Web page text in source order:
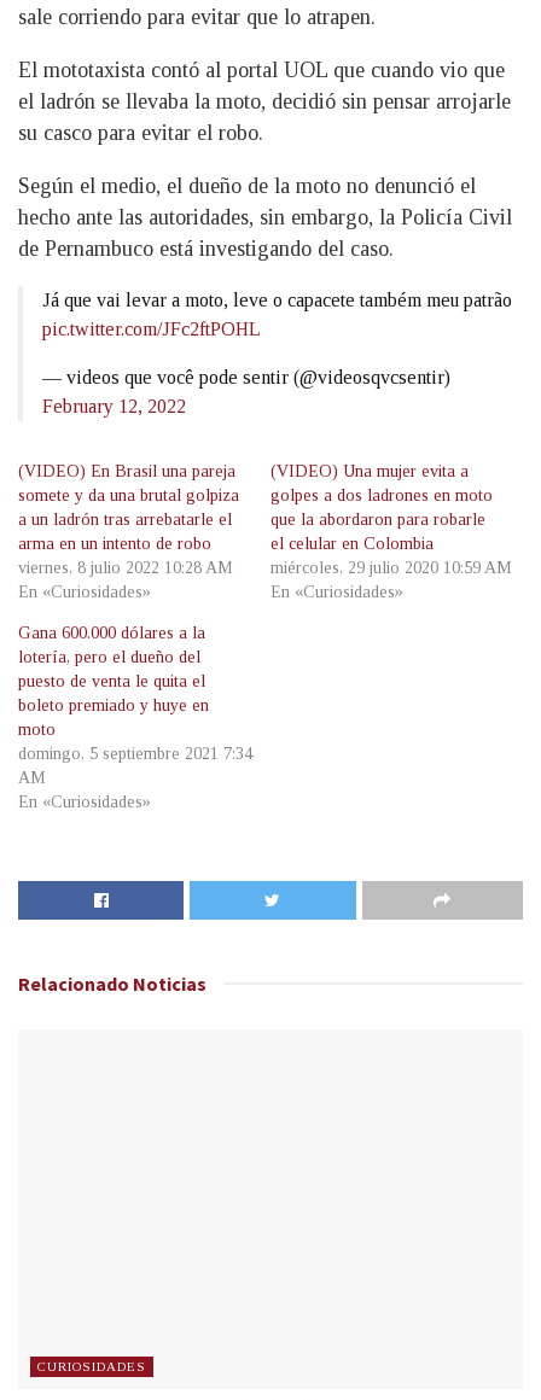
sale corriendo para evitar que lo atrapen.
El mototaxista contó al portal UOL que cuando vio que
el ladrón se llevaba la moto, decidió sin pensar arrojarle
su casco para evitar el robo.
Según el medio, el dueño de la moto no denunció el
hecho ante las autoridades, sin embargo, la Policía Civil
de Pernambuco está investigando del caso.
Já que vai levar a moto, leve o capacete também meu patrão
pic.twitter.com/JFc2ftPOHL
— videos que você pode sentir (@videosqvcsentir)
February 12, 2022
(VIDEO) En Brasil una pareja
somete y da una brutal golpiza
a un ladrón tras arrebatarle el
arma en un intento de robo
viernes, 8 julio 2022 10:28 AM
En «Curiosidades»
(VIDEO) Una mujer evita a
golpes a dos ladrones en moto
que la abordaron para robarle
el celular en Colombia
miércoles, 29 julio 2020 10:59 AM
En «Curiosidades»
Gana 600.000 dólares a la
lotería, pero el dueño del
puesto de venta le quita el
boleto premiado y huye en
moto
domingo, 5 septiembre 2021 7:34
AM
En «Curiosidades»
Relacionado Noticias
CURIOSIDADES